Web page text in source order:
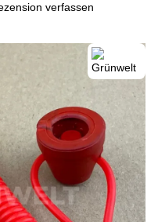
verfassen